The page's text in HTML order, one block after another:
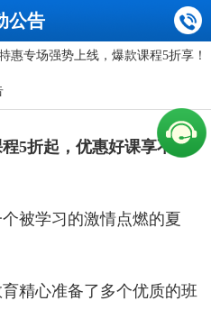
公告
建工行业考证破局之道
惠专场强势上线，爆款课程5折享！
程5折起，优惠好课享不停!
2023一级建造师考试教材变化有哪些？大立直播间带你一探究竟！
惠专场强势上线，爆款课程5折享！
5折起，优惠好课享不停!
被学习的激情点燃的夏
精心准备了多个优质的班